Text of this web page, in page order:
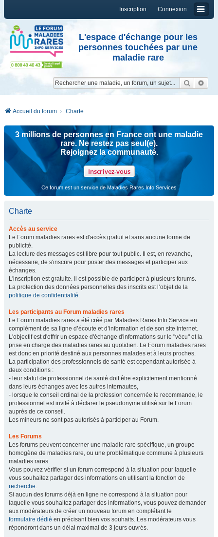
Connexion
Inscription
L'espace d'échange pour les
personnes touchées par une
maladie rare
Accueil du forum Charte
3 millions de personnes en France ont une maladie
rare. Ne restez pas seul(e).
Rejoignez la communauté.
Inscrivez-vous
Ce forum est un service de Maladies Rares Info Services
Charte
Accès au service
Le Forum maladies rares est d'accès gratuit et sans aucune forme de
publicité.
La lecture des messages est libre pour tout public. Il est, en revanche,
nécessaire, de s'inscrire pour poster des messages et participer aux
échanges.
L'inscription est gratuite. Il est possible de participer à plusieurs forums.
La protection des données personnelles des inscrits est l’objet de la
politique de confidentialité.
Les participants au Forum maladies rares
Le Forum maladies rares a été créé par Maladies Rares Info Service en
complément de sa ligne d’écoute et d’information et de son site internet.
L'objectif est d'offrir un espace d'échange d'informations sur le "vécu" et la
prise en charge des maladies rares au quotidien. Le Forum maladies rares
est donc en priorité destiné aux personnes malades et à leurs proches.
La participation des professionnels de santé est cependant autorisée à
deux conditions :
- leur statut de professionnel de santé doit être explicitement mentionné
dans leurs échanges avec les autres internautes,
- lorsque le conseil ordinal de la profession concernée le recommande, le
professionnel est invité à déclarer le pseudonyme utilisé sur le Forum
auprès de ce conseil.
Les mineurs ne sont pas autorisés à participer au Forum.
Les Forums
Les forums peuvent concerner une maladie rare spécifique, un groupe
homogène de maladies rare, ou une problématique commune à plusieurs
maladies rares.
Vous pouvez vérifier si un forum correspond à la situation pour laquelle
vous souhaitez partager des informations en utilisant la fonction de
recherche.
Si aucun des forums déjà en ligne ne correspond à la situation pour
laquelle vous souhaitez partager des informations, vous pouvez demander
aux modérateurs de créer un nouveau forum en complétant le
formulaire dédié en précisant bien vos souhaits. Les modérateurs vous
répondront dans un délai maximal de 3 jours ouvrés.